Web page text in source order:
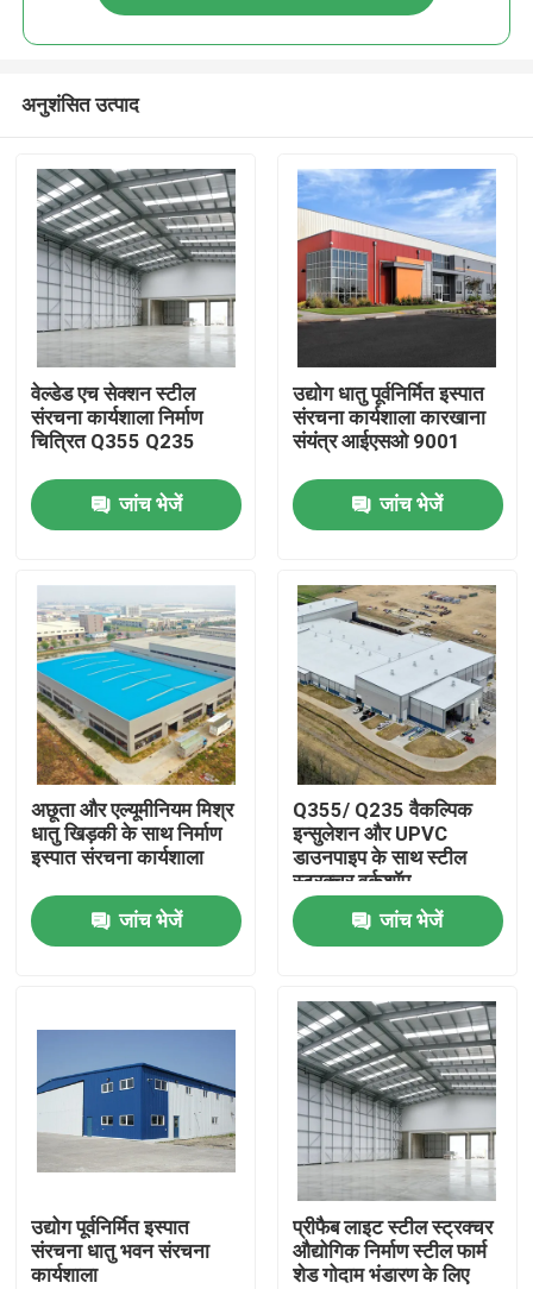
घर
उत्पादों
वीडियो
हमारे बारे में
कारखाना भ्रमण
इस्पात संरचना गोदाम
हल्के इस्पात संरचना
अनुशंसित उत्पाद
वेल्डेड एच सेक्शन स्टील
संरचना कार्यशाला निर्माण
चित्रित Q355 Q235
जांच भेजें
उद्योग धातु पूर्वनिर्मित इस्पात
संरचना कार्यशाला कारखाना
संयंत्र आईएसओ 9001
जांच भेजें
अछूता और एल्यूमीनियम मिश्र
धातु खिड़की के साथ निर्माण
इस्पात संरचना कार्यशाला
जांच भेजें
Q355/ Q235 वैकल्पिक
इन्सुलेशन और UPVC
डाउनपाइप के साथ स्टील
स्ट्रक्चर वर्कशॉप
जांच भेजें
उद्योग पूर्वनिर्मित इस्पात
संरचना धातु भवन संरचना
कार्यशाला
प्रीफैब लाइट स्टील स्ट्रक्चर
औद्योगिक निर्माण स्टील फार्म
शेड गोदाम भंडारण के लिए